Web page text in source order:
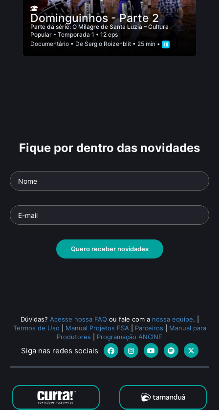
Dominguinhos - Parte 2
Parte da série: O Milagre de Santa Luzia – Cultura
Popular - Temporada 1 • 12 eps
Documentário • De Sergio Roizenblit • 25 min •
Fique por dentro das novidades
Quero receber novidades
Dúvidas? Acesse nossa FAQ ou fale com a nossa equipe.
Termos de Uso
Manual Projetos FSA Parceiros
Manual para
Produtores
Programação ANCINE
Siga nas redes sociais